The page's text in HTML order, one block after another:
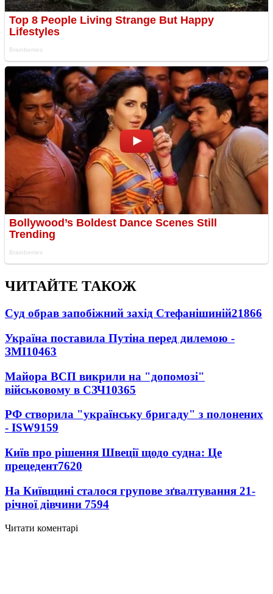
ЧИТАЙТЕ ТАКОЖ
Суд обрав запобіжний захід Стефанішиній21866
Україна поставила Путіна перед дилемою -
ЗМІ10463
Майора ВСП викрили на "допомозі"
військовому в СЗЧ10365
РФ створила "українську бригаду" з полонених
- ISW9159
Київ про рішення Швеції щодо судна: Це
прецедент7620
На Київщині сталося групове зґвалтування 21-
річної дівчини 7594
Читати коментарі